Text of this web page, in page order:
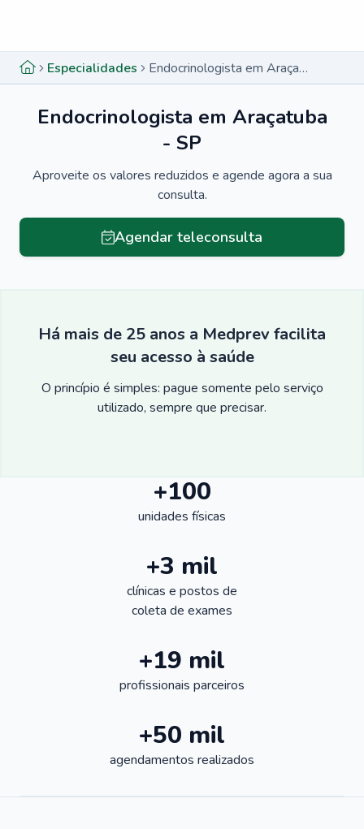
Especialidades Endocrinologista em Araçatuba - SP
Endocrinologista em Araçatuba
- SP
Aproveite os valores reduzidos e agende agora a sua
consulta.
Agendar teleconsulta
Há mais de 25 anos a Medprev facilita
seu acesso à saúde
O princípio é simples: pague somente pelo serviço
utilizado, sempre que precisar.
+100
unidades físicas
+3 mil
clínicas e postos de
coleta de exames
+19 mil
profissionais parceiros
+50 mil
agendamentos realizados